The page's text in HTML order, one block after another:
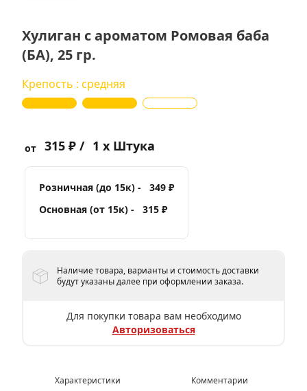
Хулиган с ароматом Ромовая баба
(БА), 25 гр.
Крепость : средняя
от 315 ₽ / 1 x Штука
Розничная (до 15к) -
349 ₽
Основная (от 15к) -
315 ₽
Наличие товара, варианты и стоимость доставки
будут указаны далее при оформлении заказа.
Для покупки товара вам необходимо
Авторизоваться
Характеристики Комментарии